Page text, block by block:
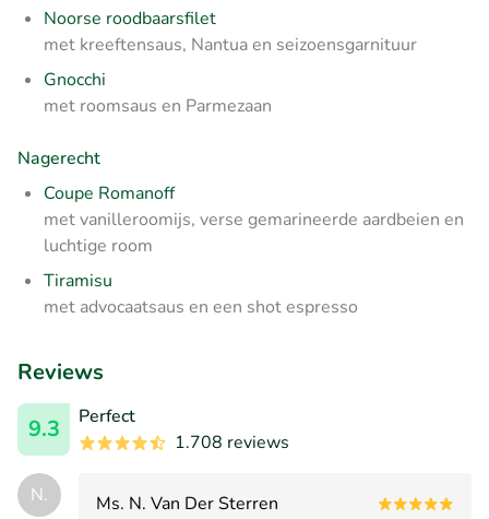
Noorse roodbaarsfilet
met kreeftensaus, Nantua en seizoensgarnituur
Gnocchi
met roomsaus en Parmezaan
Nagerecht
Coupe Romanoff
met vanilleroomijs, verse gemarineerde aardbeien en
luchtige room
Tiramisu
met advocaatsaus en een shot espresso
Reviews
9.3
Perfect
1.708 reviews
N.
Ms. N. Van Der Sterren